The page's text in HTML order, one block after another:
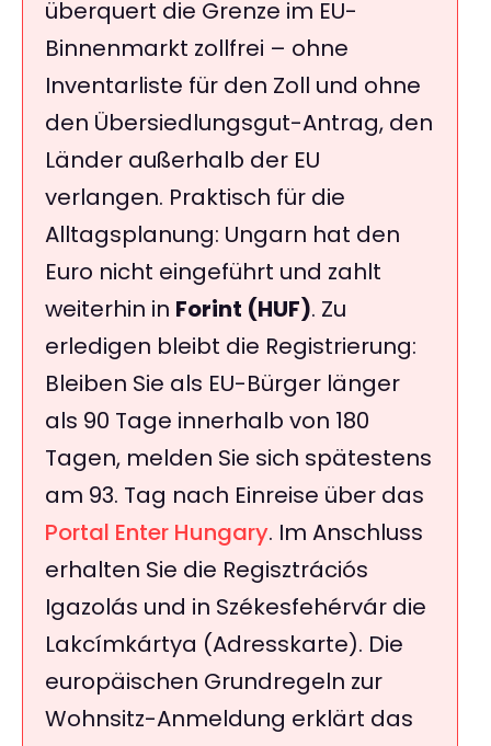
überquert die Grenze im EU-
Binnenmarkt zollfrei – ohne
Inventarliste für den Zoll und ohne
den Übersiedlungsgut-Antrag, den
Länder außerhalb der EU
verlangen. Praktisch für die
Alltagsplanung: Ungarn hat den
Euro nicht eingeführt und zahlt
weiterhin in Forint (HUF). Zu
erledigen bleibt die Registrierung:
Bleiben Sie als EU-Bürger länger
als 90 Tage innerhalb von 180
Tagen, melden Sie sich spätestens
am 93. Tag nach Einreise über das
Portal Enter Hungary. Im Anschluss
erhalten Sie die Regisztrációs
Igazolás und in Székesfehérvár die
Lakcímkártya (Adresskarte). Die
europäischen Grundregeln zur
Wohnsitz-Anmeldung erklärt das